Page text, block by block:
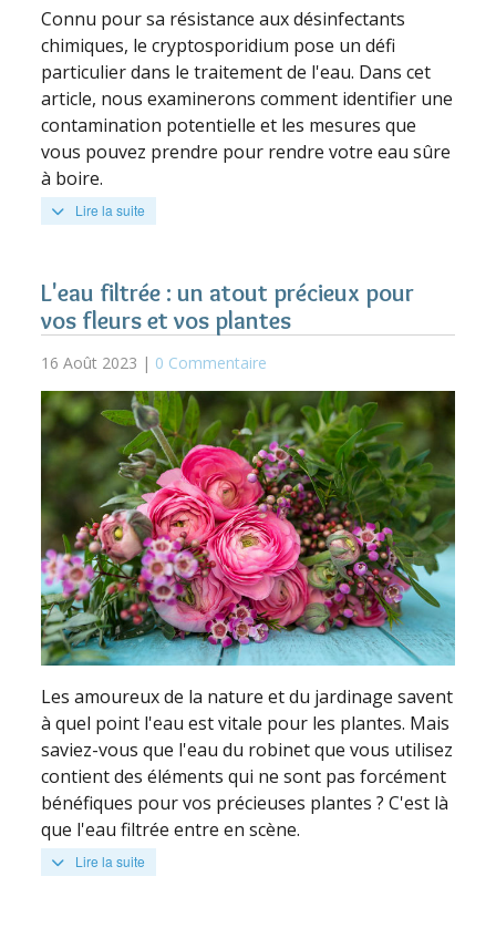
Connu pour sa résistance aux désinfectants
chimiques, le cryptosporidium pose un défi
particulier dans le traitement de l'eau. Dans cet
article, nous examinerons comment identifier une
contamination potentielle et les mesures que
vous pouvez prendre pour rendre votre eau sûre
à boire.
Lire la suite
L'eau filtrée : un atout précieux pour
vos fleurs et vos plantes
16 Août 2023 | 0 Commentaire
Les amoureux de la nature et du jardinage savent
à quel point l'eau est vitale pour les plantes. Mais
saviez-vous que l'eau du robinet que vous utilisez
contient des éléments qui ne sont pas forcément
bénéfiques pour vos précieuses plantes ? C'est là
que l'eau filtrée entre en scène.
Lire la suite